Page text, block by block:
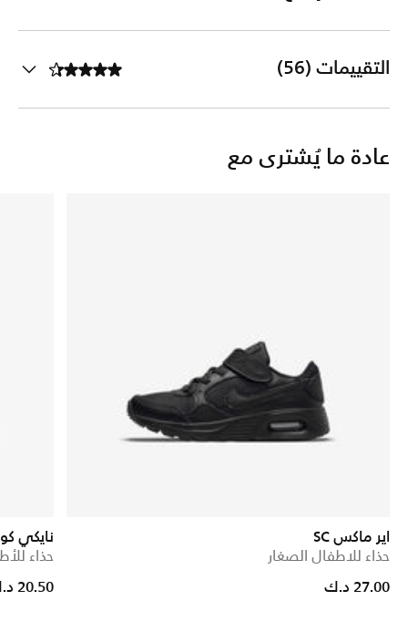
التقييمات (56)
عادة ما يُشترى مع
اير ماكس SC
حذاء للاطفال الصغار
27.00 د.ك
نايكي
حذاء
20.50 د.ك